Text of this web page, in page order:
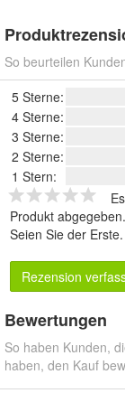
So beurteilen
5 Sterne:
4 Sterne:
3 Sterne:
2 Sterne:
1 Stern:
Produkt abgegeben.
Seien Sie der Erste.
Rezension
Bewertungen
So haben Kunden,
haben, den Kauf